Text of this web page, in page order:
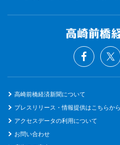
高崎前橋経済新聞について
プレスリリース・情報提供はこちらから
アクセスデータの利用について
お問い合わせ